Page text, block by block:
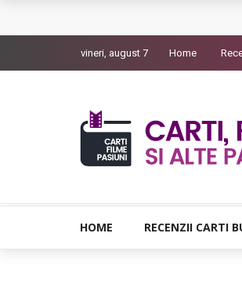
Bolla – O iubire interzisa
Indragostitii de Franz K.
Un artist al foamei –
vineri, august 7 Home
HOME RECENZII CARTI